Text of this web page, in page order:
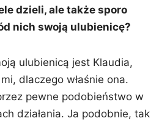
dzieli, ale także sporo
nich swoją ulubienicę?
ulubienicą jest Klaudia,
dlaczego właśnie ona.
pewne podobieństwo w
działania. Ja podobnie, tak